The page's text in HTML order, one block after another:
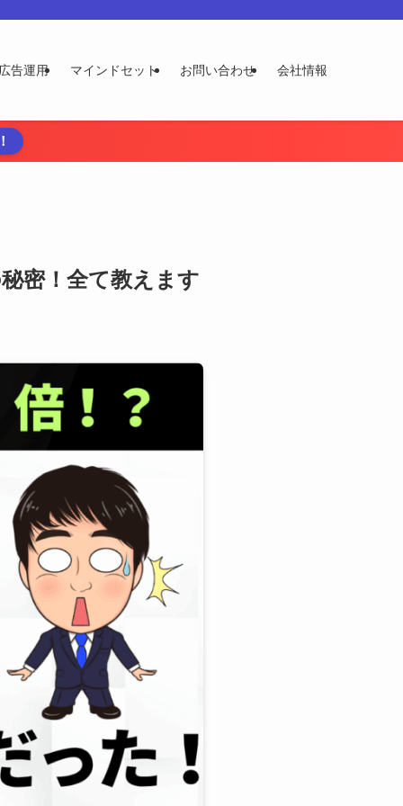
告運用 マインドセット お問い合わせ 会社情報
密！全て教えます